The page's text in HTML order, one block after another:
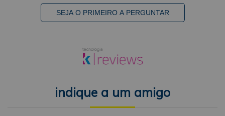
SEJA O PRIMEIRO A PERGUNTAR
indique a um amigo